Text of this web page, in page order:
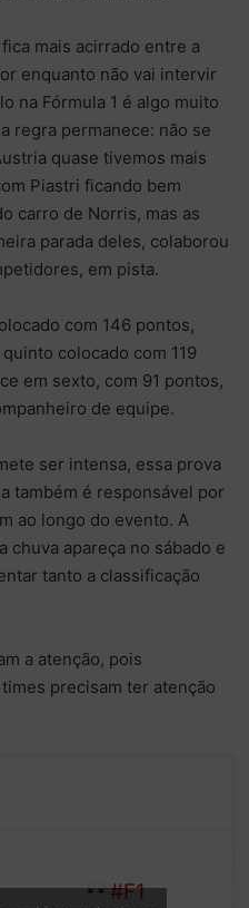
mais acirrado entre a
enquanto não vai intervir
na Fórmula 1 é algo muito
regra permanece: não se
quase tivemos mais
Piastri ficando bem
carro de Norris, mas as
parada deles, colaborou
em pista.
com 146 pontos,
colocado com 119
em sexto, com 91 pontos,
de equipe.
ser intensa, essa prova
também é responsável por
ao longo do evento. A
chuva apareça no sábado e
tanto a classificação
a atenção, pois
precisam ter atenção
points
#F1